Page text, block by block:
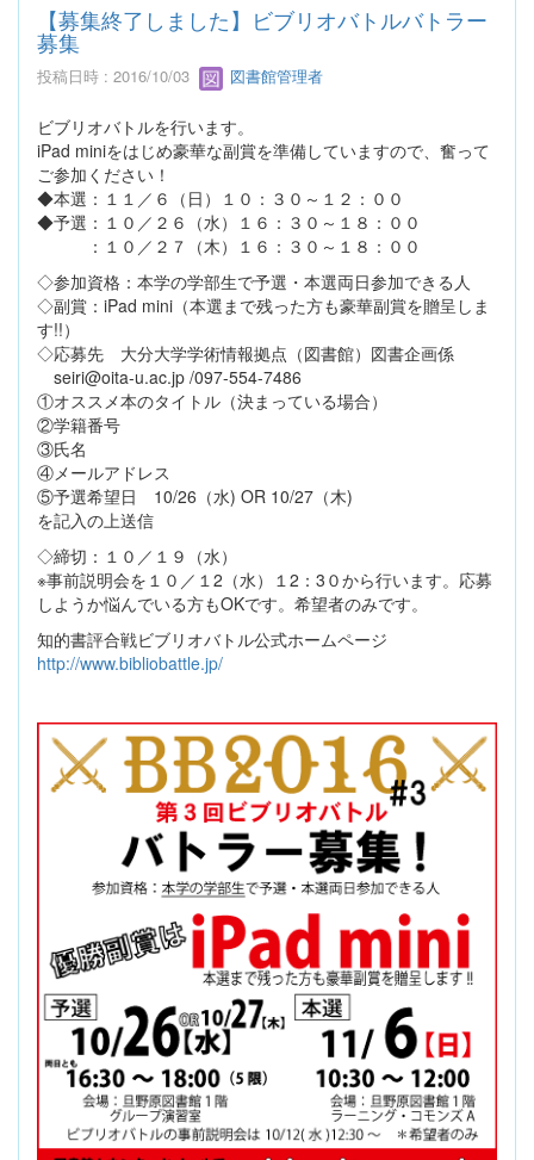
【募集終了しました】ビブリオバトルバトラー
募集
投稿日時 : 2016/10/03 図書館管理者
ビブリオバトルを行います。
iPad miniをはじめ豪華な副賞を準備していますので、奮って
ご参加ください！
◆本選：１１／６（日）１０：３０～１２：００
◆予選：１０／２６（水）１６：３０～１８：００
：１０／２７（木）１６：３０～１８：００
◇参加資格：本学の学部生で予選・本選両日参加できる人
◇副賞：iPad mini（本選まで残った方も豪華副賞を贈呈しま
す!!）
◇応募先 大分大学学術情報拠点（図書館）図書企画係
seiri@oita-u.ac.jp /097-554-7486
①オススメ本のタイトル（決まっている場合）
②学籍番号
③氏名
④メールアドレス
⑤予選希望日 10/26（水) OR 10/27（木)
を記入の上送信
◇締切：１０／１９（水）
※事前説明会を１０／１2（水）１2：3０から行います。応募
しようか悩んでいる方もOKです。希望者のみです。
知的書評合戦ビブリオバトル公式ホームページ
http://www.bibliobattle.jp/